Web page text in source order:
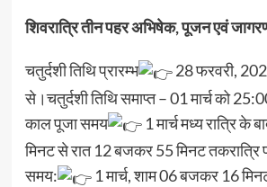
शिवरात्रि तीन पहर अभिषेक, पूजन एवं
चतुर्दशी तिथि प्रारम्भ
28 फरवरी,
से।चतुर्दशी तिथि समाप्त – 01 मार्च को
काल पूजा समय
1 मार्च मध्य रात्रि के
मिनट से रात 12 बजकर 55 मिनट तकरात्रि
समय:
1 मार्च, शाम 06 बजकर 16